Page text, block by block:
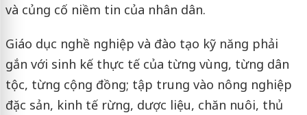
và củng cố niềm tin của nhân dân.
Giáo dục nghề nghiệp và đào tạo kỹ năng phải
gắn với sinh kế thực tế của từng vùng, từng dân
tộc, từng cộng đồng; tập trung vào nông nghiệp
đặc sản, kinh tế rừng, dược liệu, chăn nuôi, thủ